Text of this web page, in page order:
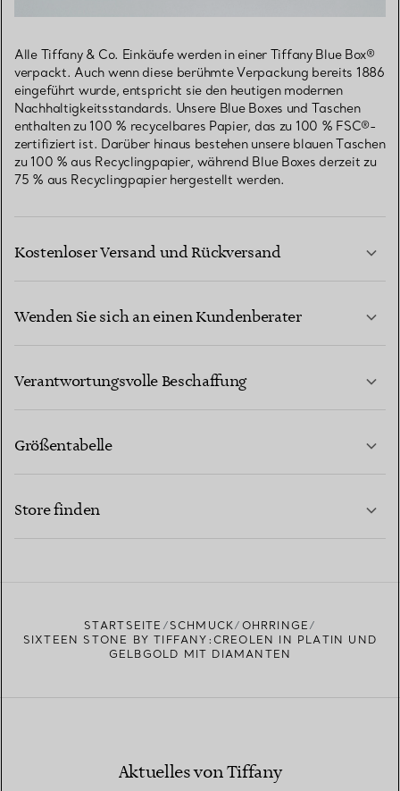
Alle Tiffany & Co. Einkäufe werden in einer Tiffany Blue Box®
verpackt. Auch wenn diese berühmte Verpackung bereits 1886
eingeführt wurde, entspricht sie den heutigen modernen
Nachhaltigkeitsstandards. Unsere Blue Boxes und Taschen
enthalten zu 100 % recycelbares Papier, das zu 100 % FSC®-
zertifiziert ist. Darüber hinaus bestehen unsere blauen Taschen
zu 100 % aus Recyclingpapier, während Blue Boxes derzeit zu
75 % aus Recyclingpapier hergestellt werden.
Kostenloser Versand und Rückversand
Wenden Sie sich an einen Kundenberater
Verantwortungsvolle Beschaffung
Größentabelle
Store finden
STARTSEITE SCHMUCK
OHRRINGE
SIXTEEN STONE BY TIFFANY:CREOLEN IN PLATIN UND
GELBGOLD MIT DIAMANTEN
Aktuelles von Tiffany